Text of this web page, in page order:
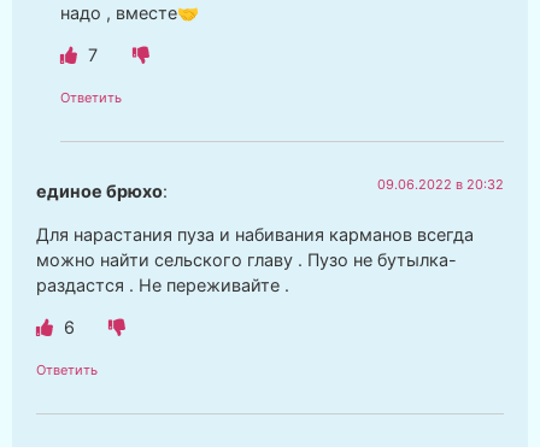
надо , вместе🤝
7
Ответить
единое брюхо: 09.06.2022 в 20:32
Для нарастания пуза и набивания карманов всегда
можно найти сельского главу . Пузо не бутылка-
раздастся . Не переживайте .
6
Ответить